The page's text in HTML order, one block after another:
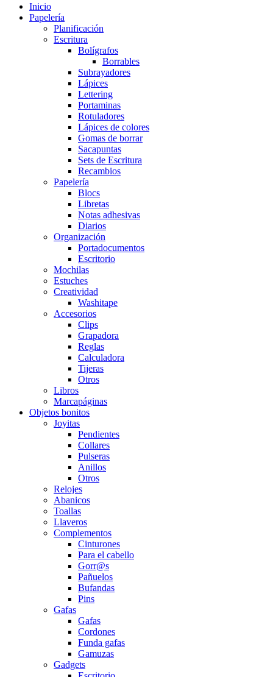
Inicio
Papelería
Planificación
Escritura
Bolígrafos
Borrables
Subrayadores
Lápices
Lettering
Portaminas
Rotuladores
Lápices de colores
Gomas de borrar
Sacapuntas
Sets de Escritura
Recambios
Papelería
Blocs
Libretas
Notas adhesivas
Diarios
Organización
Portadocumentos
Escritorio
Mochilas
Estuches
Creatividad
Washitape
Accesorios
Clips
Grapadora
Reglas
Calculadora
Tijeras
Otros
Libros
Marcapáginas
Objetos bonitos
Joyitas
Pendientes
Collares
Pulseras
Anillos
Otros
Relojes
Abanicos
Toallas
Llaveros
Complementos
Cinturones
Para el cabello
Gorr@s
Pañuelos
Bufandas
Pins
Gafas
Gafas
Cordones
Funda gafas
Gamuzas
Gadgets